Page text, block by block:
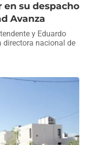
su despacho
Avanza
y Eduardo
directora nacional de